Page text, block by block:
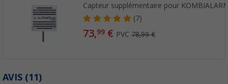
Capteur supplémentaire pour
(7)
73,99 € PVC78,99 €
AVIS (11)